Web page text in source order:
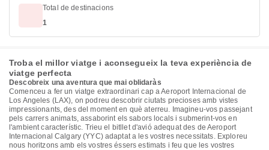
Total de destinacions
1
Troba el millor viatge i aconsegueix la teva experiència de
viatge perfecta
Descobreix una aventura que mai oblidaràs
Comenceu a fer un viatge extraordinari cap a Aeroport Internacional de
Los Angeles (LAX), on podreu descobrir ciutats precioses amb vistes
impressionants, des del moment en què aterreu. Imagineu-vos passejant
pels carrers animats, assaborint els sabors locals i submerint-vos en
l'ambient característic. Trieu el bitllet d'avió adequat des de Aeroport
Internacional Calgary (YYC) adaptat a les vostres necessitats. Exploreu
nous horitzons amb els vostres éssers estimats i feu que les vostres